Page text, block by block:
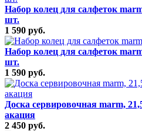
Набор колец для салфеток
шт.
1 590 руб.
Набор колец для салфеток
шт.
1 590 руб.
Доска сервировочная marm,
акация
2 450 руб.